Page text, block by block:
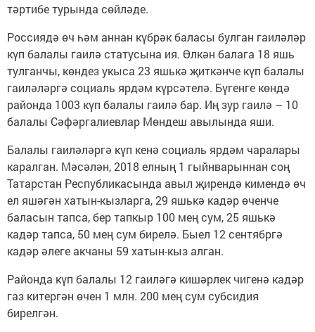
тәртибе турында сөйләде.
Россиядә өч һәм аннан күбрәк баласы булган гаиләләр
күп балалы гаилә статусына ия. Өлкән балага 18 яшь
тулганчы, көндез укыса 23 яшькә җиткәнче күп балалы
гаиләләргә социаль ярдәм күрсәтелә. Бүгенге көндә
районда 1003 күп балалы гаилә бар. Иң зур гаилә – 10
балалы Сәфәргалиевлар Мөндеш авылында яши.
Балалы гаиләләргә күп кенә социаль ярдәм чаралары
каралган. Мәсәлән, 2018 елның 1 гыйнварыннан соң
Татарстан Республикасында авыл җирендә кимендә өч
ел яшәгән хатын-кызларга, 29 яшькә кадәр өченче
баласын тапса, бер тапкыр 100 мең сум, 25 яшькә
кадәр тапса, 50 мең сум бирелә. Быел 12 сентябргә
кадәр әлеге акчаны 59 хатын-кыз алган.
Районда күп балалы 12 гаиләгә кишәрлек чигенә кадәр
газ китергән өчен 1 млн. 200 мең сум субсидия
бирелгән.